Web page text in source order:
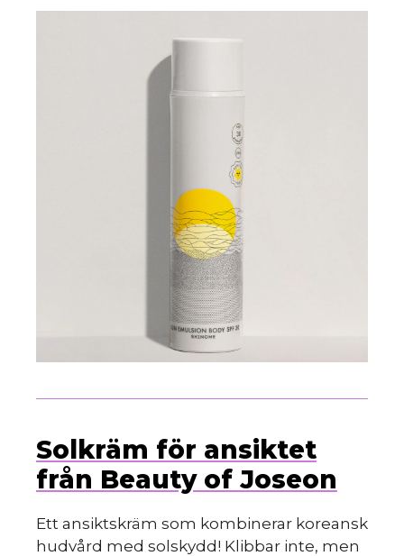
Solkräm för ansiktet
från Beauty of Joseon
Ett ansiktskräm som kombinerar koreansk
hudvård med solskydd! Klibbar inte, men